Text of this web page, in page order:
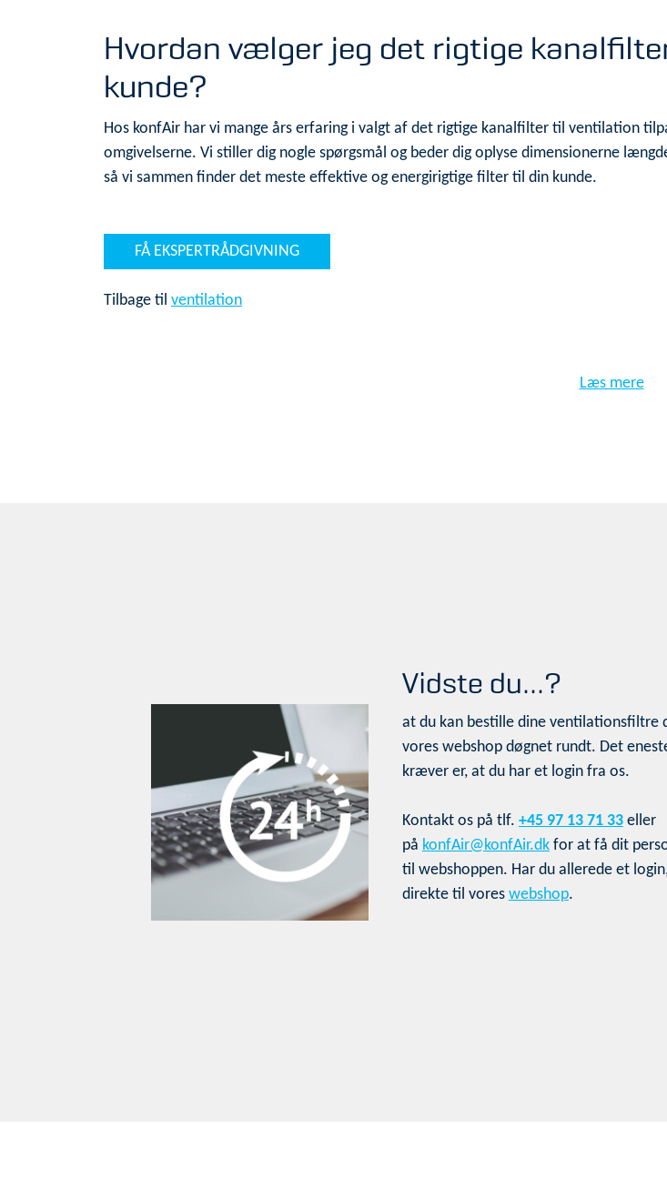
Hvordan vælger jeg det rigtige
kunde?
Hos konfAir har vi mange års erfaring i valgt af det rigtige kanalfilter til ventilation
omgivelserne. Vi stiller dig nogle spørgsmål og beder dig oplyse dimensionerne
så vi sammen finder det meste effektive og energirigtige filter til din kunde.
FÅ EKSPERTRÅDGIVNING
Tilbage til ventilation
Læs mere
Vidste du...?
at du kan bestille dine ventilationsfiltre
vores webshop døgnet rundt. Det
kræver er, at du har et login fra os.
Kontakt os på tlf. +45 97 13 71 33eller
på konfAir@konfAir.dkfor at få dit
til webshoppen. Har du allerede et
direkte til vores webshop.